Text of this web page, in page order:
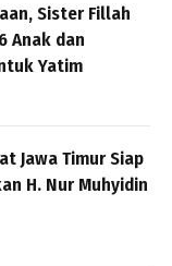
Sister Fillah
Anak dan
Yatim
Jawa Timur Siap
H. Nur Muhyidin